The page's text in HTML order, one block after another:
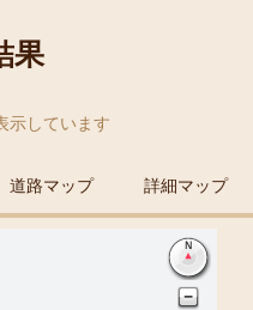
果
示しています
道路マップ 詳細マップ